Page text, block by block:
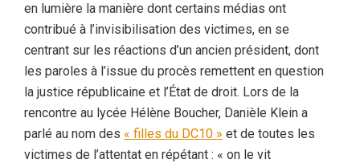
en lumière la manière dont certains médias ont
contribué à l’invisibilisation des victimes, en se
centrant sur les réactions d’un ancien président, dont
les paroles à l’issue du procès remettent en question
la justice républicaine et l’État de droit. Lors de la
rencontre au lycée Hélène Boucher, Danièle Klein a
parlé au nom des « filles du DC10 » et de toutes les
victimes de l’attentat en répétant : « on le vit